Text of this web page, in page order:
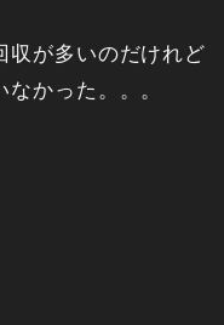
収が多いのだけれど
かった。。。